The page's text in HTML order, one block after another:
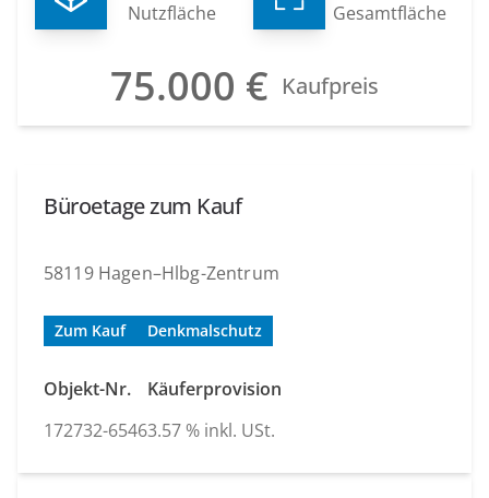
Nutzfläche Gesamtfläche
75.000 € Kaufpreis
Büroetage zum Kauf
58119 Hagen–Hlbg-Zentrum
Zum Kauf Denkmalschutz
Objekt-Nr.
172732-6546
Käuferprovision
3.57 % inkl. USt.